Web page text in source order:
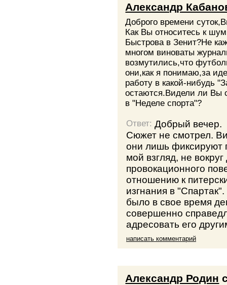
Александр
Доброго времени
Как Вы относитесь к
Быстрова в Зенит?Не
многом виноваты
возмутились,что
они,как я понимаю,за
работу в какой-нибудь
остаются.Видели ли Вы
в "Неделе спорта"?
Ответ: Добрый вечер.
Сюжет не смотрел.
они лишь фиксируют
мой взгляд, не вокруг
провокационного
отношению к
изгнания в
было в свое время
совершенно
адресовать его
написать комментарий
Александр Родин